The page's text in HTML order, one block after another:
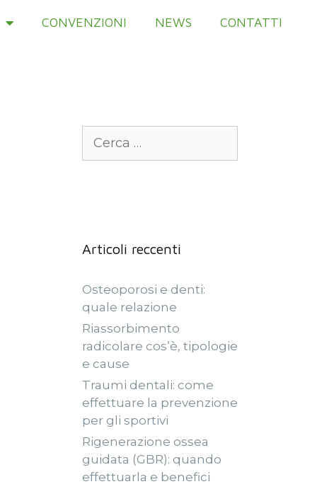
CONVENZIONI NEWS CONTATTI
Articoli reccenti
Osteoporosi e denti:
quale relazione
Riassorbimento
radicolare cos’è, tipologie
e cause
Traumi dentali: come
effettuare la prevenzione
per gli sportivi
Rigenerazione ossea
guidata (GBR): quando
effettuarla e benefici